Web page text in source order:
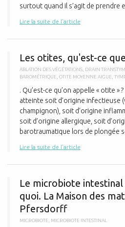
surtout quand il s’agit de prendre
Lire la suite de l'article
Les otites, qu'est-ce
ABLATION DES VÉGÉTATIONS DRAIN
BAROMÉTRIQUE OTITE MOYENNE AIGUE
. Qu’est-ce qu’on appelle « otite »
atteinte soit d’origine infectieuse
champignon), soit d’origine
soit d’origine allergique, soit
barotraumatique lors de plongée
Lire la suite de l'article
Le microbiote
quoi. La Maison des
Pfersdorff
MICROBIOTE MICROBIOTE INTESTINAL